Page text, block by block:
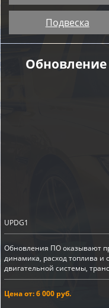
Подвеска
Обновление
UPDG1
Обновления ПО оказывают
динамика, расход топлива и
двигательной системы,
Цена от: 6 000 руб.